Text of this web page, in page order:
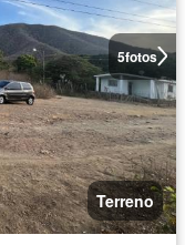
5fotos
Terreno